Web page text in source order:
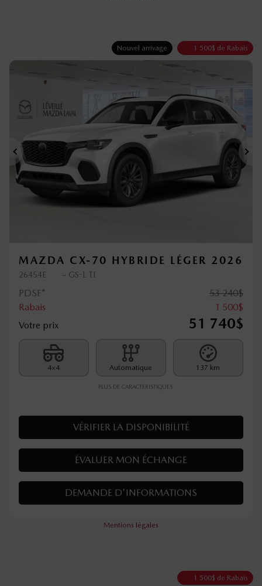
Nouvel arrivage 1 500$ de Rabais
Précédent
MAZDA CX-70 HYBRIDE LÉGER 2026
26454E – GS-L TI
PDSF* 53 240$
Rabais
1 500$
Votre prix
51 740$
4×4 Automatique 137 km
PLUS DE CARACTÉRISTIQUES
VÉRIFIER LA DISPONIBILITÉ
ÉVALUER MON ÉCHANGE
DEMANDE D'INFORMATIONS
Mentions légales
1 500$ de Rabais